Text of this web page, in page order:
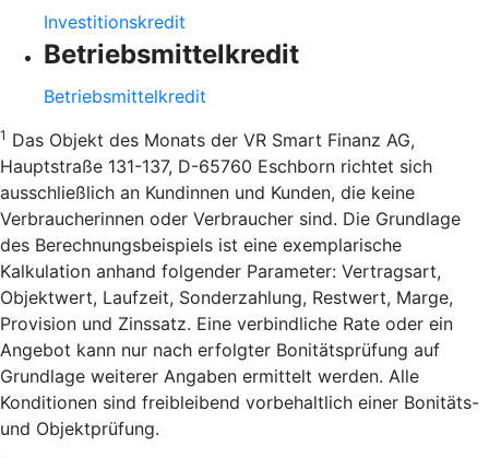
Investitionskredit
Betriebsmittelkredit
Betriebsmittelkredit
1 Das Objekt des Monats der VR Smart Finanz AG,
Hauptstraße 131-137, D-65760 Eschborn richtet sich
ausschließlich an Kundinnen und Kunden, die keine
Verbraucherinnen oder Verbraucher sind. Die Grundlage
des Berechnungsbeispiels ist eine exemplarische
Kalkulation anhand folgender Parameter: Vertragsart,
Objektwert, Laufzeit, Sonderzahlung, Restwert, Marge,
Provision und Zinssatz. Eine verbindliche Rate oder ein
Angebot kann nur nach erfolgter Bonitätsprüfung auf
Grundlage weiterer Angaben ermittelt werden. Alle
Konditionen sind freibleibend vorbehaltlich einer Bonitäts-
und Objektprüfung.